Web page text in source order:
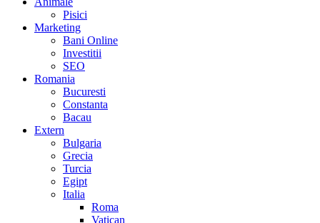
Pisici
Marketing
Bani Online
Investitii
SEO
Romania
Bucuresti
Constanta
Bacau
Extern
Bulgaria
Grecia
Turcia
Egipt
Italia
Roma
Vatican